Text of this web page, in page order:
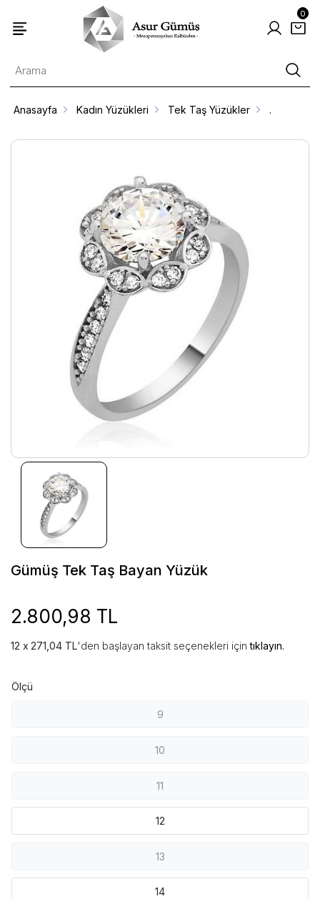
0
Anasayfa Kadın Yüzükleri Tek Taş Yüzükler .
Gümüş Tek Taş Bayan Yüzük
2.800,98 TL
271,04 TL'den başlayan taksit seçenekleri içintıklayın.
Ölçü
9
10
11
12
13
14